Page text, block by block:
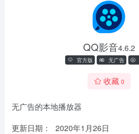
QQ影音4.6.2
官方版 无广告
收藏 0
无广告的本地播放器
更新日期：
2020年1月26日